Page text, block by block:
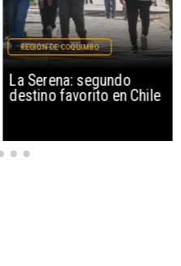
La Serena: segundo
destino favorito en Chile
REGIÓN DE COQUIMBO